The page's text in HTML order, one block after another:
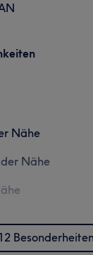
Nähe
Nähe